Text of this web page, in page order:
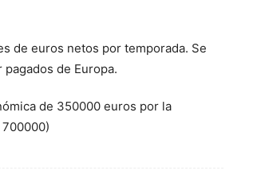
de euros netos por temporada. Se
de Europa.
de 350000 euros por la